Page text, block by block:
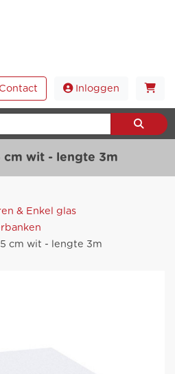
Contact Inloggen
cm wit - lengte 3m
& Enkel glas
cm wit - lengte 3m